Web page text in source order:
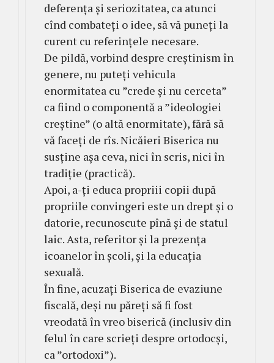
deferența și seriozitatea, ca atunci
cînd combateți o idee, să vă puneți la
curent cu referințele necesare.
De pildă, vorbind despre creștinism în
genere, nu puteți vehicula
enormitatea cu ”crede și nu cerceta”
ca fiind o componentă a ”ideologiei
creștine” (o altă enormitate), fără să
vă faceți de rîs. Nicăieri Biserica nu
susține așa ceva, nici în scris, nici în
tradiție (practică).
Apoi, a-ți educa propriii copii după
propriile convingeri este un drept și o
datorie, recunoscute pînă și de statul
laic. Asta, referitor și la prezența
icoanelor în școli, și la educația
sexuală.
În fine, acuzați Biserica de evaziune
fiscală, deși nu păreți să fi fost
vreodată în vreo biserică (inclusiv din
felul în care scrieți despre ortodocși,
ca ”ortodoxi”).